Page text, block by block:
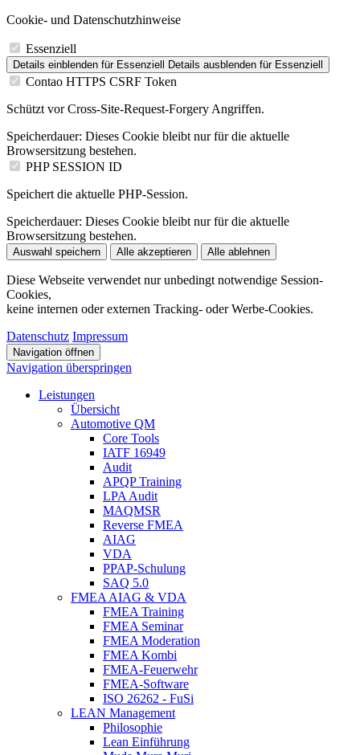
Cookie- und Datenschutzhinweise
Essenziell
Details einblenden für Essenziell Details ausblenden für Essenziell
Contao HTTPS CSRF Token
Schützt vor Cross-Site-Request-Forgery Angriffen.
Speicherdauer: Dieses Cookie bleibt nur für die aktuelle
Browsersitzung bestehen.
PHP SESSION ID
Speichert die aktuelle PHP-Session.
Speicherdauer: Dieses Cookie bleibt nur für die aktuelle
Browsersitzung bestehen.
Auswahl speichern Alle akzeptieren Alle ablehnen
Diese Webseite verwendet nur unbedingt notwendige Session-
Cookies,
keine internen oder externen Tracking- oder Werbe-Cookies.
Datenschutz Impressum
Navigation öffnen
Navigation überspringen
Leistungen
Übersicht
Automotive QM
Core Tools
IATF 16949
Audit
APQP Training
LPA Audit
MAQMSR
Reverse FMEA
AIAG
VDA
PPAP-Schulung
SAQ 5.0
FMEA AIAG & VDA
FMEA Training
FMEA Seminar
FMEA Moderation
FMEA Kombi
FMEA-Feuerwehr
FMEA-Software
ISO 26262 - FuSi
LEAN Management
Philosophie
Lean Einführung